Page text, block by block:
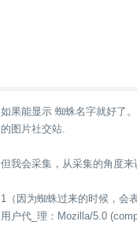
如果能显示 蜘蛛名字就好了
的图片社交站.
但我会采集，从采集的角度
1（因为蜘蛛过来的时候，会
用户代_理：Mozilla/5.0